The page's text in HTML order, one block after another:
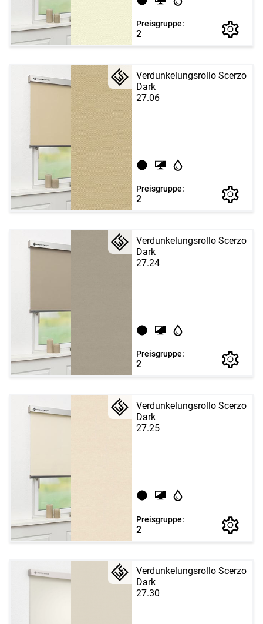
Preisgruppe:
2
Verdunkelungsrollo Scerzo
Dark
27.06
Preisgruppe:
2
Verdunkelungsrollo Scerzo
Dark
27.24
Preisgruppe:
2
Verdunkelungsrollo Scerzo
Dark
27.25
Preisgruppe:
2
Verdunkelungsrollo Scerzo
Dark
27.30